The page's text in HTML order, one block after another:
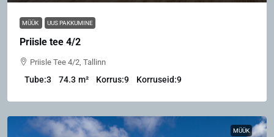
MÜÜK UUS PAKKUMINE
Priisle tee 4/2
Priisle Tee 4/2, Tallinn
Tube:3 74.3 m² Korrus:9 Korruseid:9
MÜÜK